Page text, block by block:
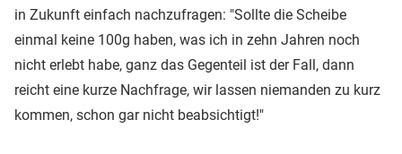
in Zukunft einfach nachzufragen: "Sollte die Scheibe
einmal keine 100g haben, was ich in zehn Jahren noch
nicht erlebt habe, ganz das Gegenteil ist der Fall, dann
reicht eine kurze Nachfrage, wir lassen niemanden zu kurz
kommen, schon gar nicht beabsichtigt!"